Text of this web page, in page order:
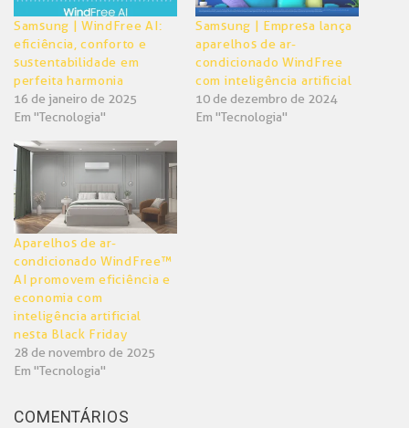
Samsung | WindFree AI:
eficiência, conforto e
sustentabilidade em
perfeita harmonia
16 de janeiro de 2025
Em "Tecnologia"
Samsung | Empresa lança
aparelhos de ar-
condicionado WindFree
com inteligência artificial
10 de dezembro de 2024
Em "Tecnologia"
Aparelhos de ar-
condicionado WindFree™
AI promovem eficiência e
economia com
inteligência artificial
nesta Black Friday
28 de novembro de 2025
Em "Tecnologia"
COMENTÁRIOS